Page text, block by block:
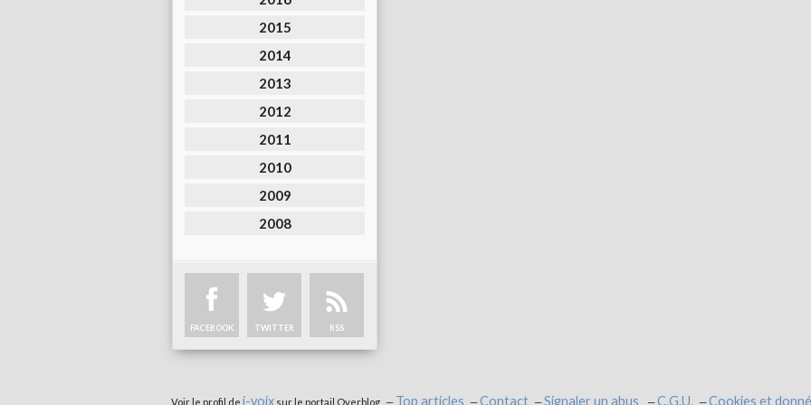
2015
2014
2013
2012
2011
2010
2009
2008
FACEBOOK TWITTER RSS
Voir le profil de i-voixsur le portail Overblog Top articles Contact Signaler un abus C.G.U. Cookies et